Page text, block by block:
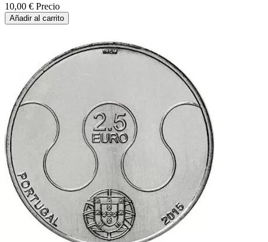
10,00 € Precio
Añadir al carrito